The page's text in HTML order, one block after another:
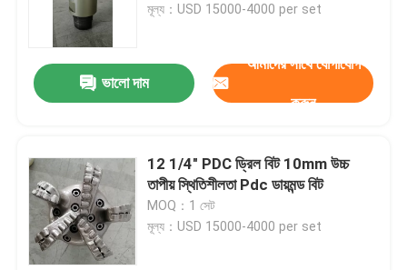
মূল্য：USD 15000-4000 per set
ভালো দাম
আমাদের সাথে যোগাযোগ
করুন
12 1/4" PDC ড্রিল বিট 10mm উচ্চ
তাপীয় স্থিতিশীলতা Pdc ডায়মন্ড বিট
MOQ：1 সেট
মূল্য：USD 15000-4000 per set